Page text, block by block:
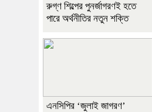
রুগ্ণ শিল্পের পুনর্জাগরণই হতে
পারে অর্থনীতির নতুন শক্তি
এনসিপির ‘জুলাই জাগরণ’